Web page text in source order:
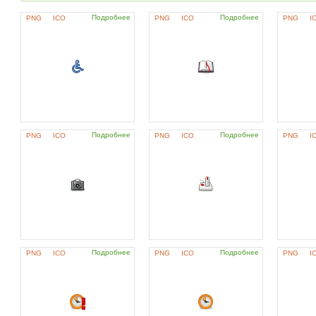
PNG ICO Подробнее PNG ICO Подробнее PNG
PNG ICO Подробнее PNG ICO Подробнее PNG
PNG ICO Подробнее PNG ICO Подробнее PNG